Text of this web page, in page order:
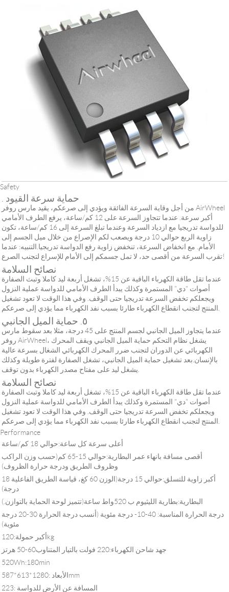
Safety
. حماية سرعة القيود
من أجل وقاية السرعة الفائقة ويؤدي إلى صرعكم، يقيد مارس روفر AirWheel
أكبر سرعة. عندما تتجاوز السرعة على 12 كم/ساعة، يرفع الطرف الأمامي
للدواسة تدريجيا مع ازدياد السرعة وعندما تبلغ السرعة إلى 16 كم/ساعة، تكون
زاوية الربع حوالي 10 درجة ويصعب لكم الإصراع من خلال ميل الجسم إلى
الأمام. مع انخفاض السرعة، تنخفض زاوية رفع الدواسة تدريجيا.التنبيه: عندما
تقرب السرعة من أقصى حد، لا تمل جسمكم إلى الأمام للإسراع لتجنب الصرع!
نصائح السلامة
عندما تقل طاقة الكهرباء الباقية عن 15%، تشغل أربعة ليد كاملا وتبث الصفارة
أصوات "دي" المستمرة وكذلك يبدأ الطرف الأمامي للدواسة عملية النزول
ويجعلكم تخفض السرعة تدريجيا حتى الوقف. وفي هذا الوقت لا تعود تشغيل
٥. حماية الميل الجانبي
عندما يتجاوز الميل الجانبي لجسم المنتج على 45 درجة، مثلا بعد سقوط مارس
روفر AirWheel، يشغل نظام التحكم حماية الميل الجانبي ويقف المحرك
الكهربائي عن الدوران لتجنب ضرر المحرك الكهربائي الشغال بسرعة عالية
بالإنسان.بعد تشغيل حماية الميل الجانبي، تشغل الصفارة لفترة طويلة وكذلك
نصائح السلامة
عندما تقل طاقة الكهرباء الباقية عن 15%، تشغل أربعة ليد كاملا وتبث الصفارة
أصوات "دي" المستمرة وكذلك يبدأ الطرف الأمامي للدواسة عملية النزول
ويجعلكم تخفض السرعة تدريجيا حتى الوقف. وفي هذا الوقت لا تعود تشغيل
Performance
أعلى سرعة كل ساعة:حوالي 18 كم/ساعة
أقصى مسافة بانهاء عمر البطارية:حوالي 15-65 كم(حسب وزن الراكب
وظروف الطريق ودرجة حرارة الظروف)
أكبر زاوية للتسلق:حوالي 15 درجة(الوزن 60 كغ، قياسة الطريق الفاعلية 18
درجة)
البطارية:بطارية الليثيوم ب 520واط ساعة(تتميز لوحة الحماية بالتوازن.)
درجة الحرارة المناسبة: 40-10- درجة مئوية (أنسب درجة الحرارة 30-20 درجة
مئوية)
أكبر حمولة:120kg
جهد شاحن الكهرباء:220 فولت بالتيار المتناوب60-50 هرتز
520Wh:180min
الأبعاد :1280*613*587mm
المسافة عن الأرض للدواسة :223